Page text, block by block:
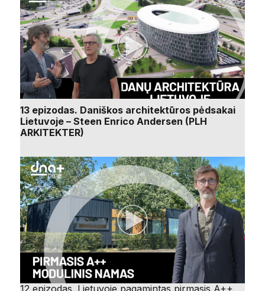
13 epizodas. Daniškos architektūros pėdsakai
Lietuvoje – Steen Enrico Andersen (PLH
ARKITEKTER)
12 epizodas. Lietuvoje pagamintas pirmasis A++